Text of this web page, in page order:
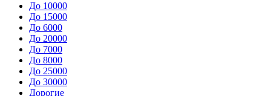
До 10000
До 15000
До 6000
До 20000
До 7000
До 8000
До 25000
До 30000
Дорогие